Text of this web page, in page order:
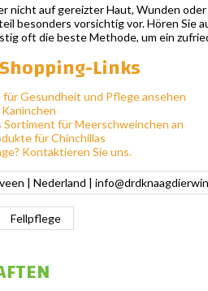
nicht auf gereizter Haut, Wunden
besonders vorsichtig vor. Hören Sie
oft die beste Methode, um ein
Links
Gesundheit und Pflege ansehen
Sortiment für Meerschweinchen an
für Chinchillas
Kontaktieren Sie uns.
| Nederland |
Fellpflege